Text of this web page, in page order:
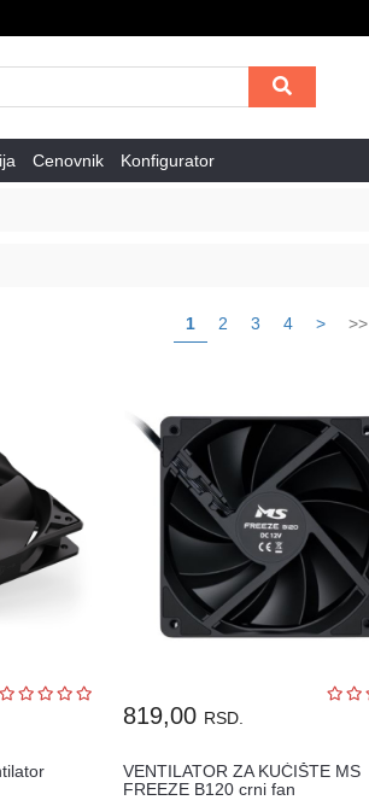
Cenovnik Konfigurator
1 2 3 4 > >>
819,00 RSD.
VENTILATOR ZA KUĆIŠTE MS
FREEZE B120 crni fan